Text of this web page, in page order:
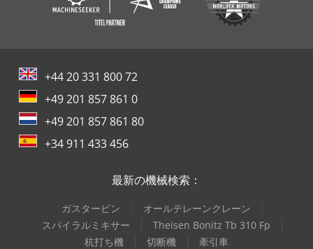
+44 20 331 800 72
+49 201 857 861 0
+49 201 857 861 80
+34 911 433 456
最新の機械検索：
ガスタービン
オールテレーンクレーン
スパイラルミキサー
Theisen Bonitz Tb 310 Fp
杭打ち機
切断機 牽引車